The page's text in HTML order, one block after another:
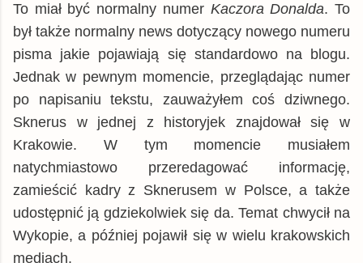
To miał być normalny numer Kaczora Donalda. To
był także normalny news dotyczący nowego numeru
pisma jakie pojawiają się standardowo na blogu.
Jednak w pewnym momencie, przeglądając numer
po napisaniu tekstu, zauważyłem coś dziwnego.
Sknerus w jednej z historyjek znajdował się w
Krakowie. W tym momencie musiałem
natychmiastowo przeredagować informację,
zamieścić kadry z Sknerusem w Polsce, a także
udostępnić ją gdziekolwiek się da. Temat chwycił na
Wykopie, a później pojawił się w wielu krakowskich
mediach.